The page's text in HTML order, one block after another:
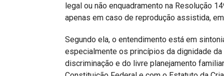
legal ou não enquadramento na Resolução
apenas em caso de reprodução assistida,
Segundo ela, o entendimento está em
especialmente os princípios da dignidade da
discriminação e do livre planejamento